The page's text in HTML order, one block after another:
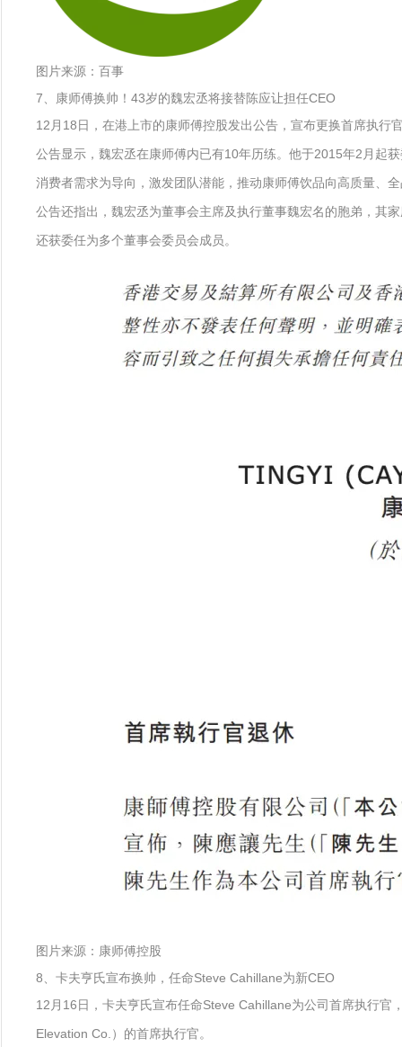
图片来源：百事
7、康师傅换帅！43岁的魏宏丞将接替陈应让担任CEO
12月18日，在港上市的康师傅控股发出公告，宣布更换首席执
公告显示，魏宏丞在康师傅内已有10年历练。他于2015年2月起
消费者需求为导向，激发团队潜能，推动康师傅饮品向高质量、
公告还指出，魏宏丞为董事会主席及执行董事魏宏名的胞弟，其
还获委任为多个董事会委员会成员。
图片来源：康师傅控股
8、卡夫亨氏宣布换帅，任命Steve Cahillane为新CEO
12月16日，卡夫亨氏宣布任命Steve Cahillane为公司首席执行官
Elevation Co.）的首席执行官。